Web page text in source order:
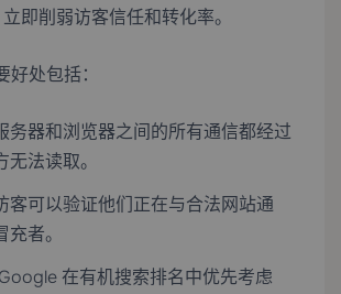
即削弱访客信任和转化率。
处包括：
务器和浏览器之间的所有通信都经过
法读取。
客可以验证他们正在与合法网站通
者。
Google 在有机搜索排名中优先考虑